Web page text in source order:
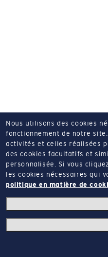
Nous utilisons des cookies
fonctionnement de notre site.
activités et celles réalisées
des cookies facultatifs et
personnalisée.
Si vous
les cookies nécessaires qui
politique en matière de